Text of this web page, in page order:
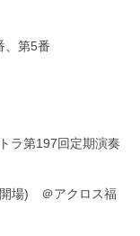
、第5番
ラ第197回定期演奏
場) ＠アクロス福